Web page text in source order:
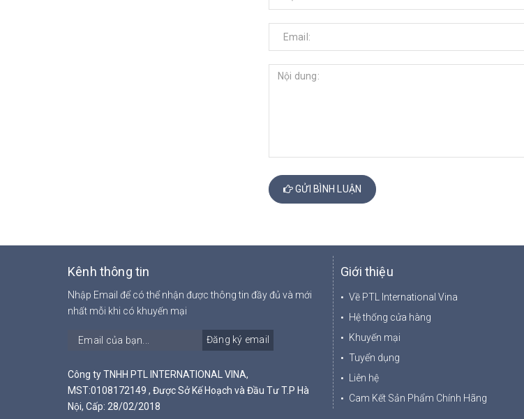
GỬI BÌNH LUẬN
Kênh thông tin
Nhập Email để có thể nhận được thông tin đầy đủ và mới
nhất mỗi khi có khuyến mại
Đăng ký email
Công ty TNHH PTL INTERNATIONAL VINA,
MST:0108172149 , Được Sở Kế Hoạch và Đầu Tư T.P Hà
Nội, Cấp: 28/02/2018
Giới thiệu
Về PTL International Vina
Hệ thống cửa hàng
Khuyến mại
Tuyển dụng
Liên hệ
Cam Kết Sản Phẩm Chính Hãng